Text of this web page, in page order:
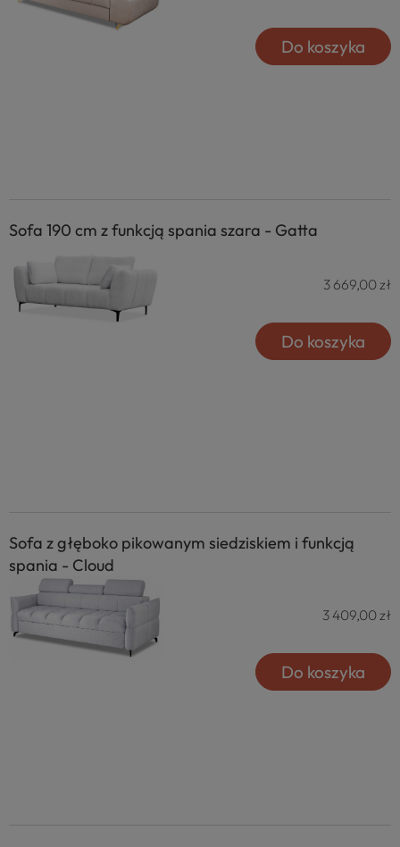
Do koszyka
Sofa 190 cm z funkcją spania szara - Gatta
3 669,00 zł
Do koszyka
Sofa z głęboko pikowanym siedziskiem i funkcją
spania - Cloud
3 409,00 zł
Do koszyka